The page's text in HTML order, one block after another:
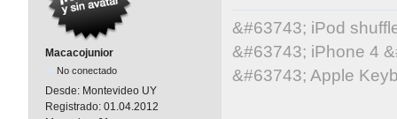
Macacojunior
No conectado
Desde: Montevideo UY
Registrado: 01.04.2012
&#63743; iPod
&#63743; iPhone 4
&#63743; Apple